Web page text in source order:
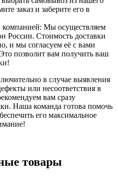
заказ и заберите его в
компанией: Мы осуществляем
России. Стоимость доставки
и мы согласуем её с вами
позволит вам получить ваш
в случае выявления
или несоответствия в
вам сразу
Наша команда готова помочь
его максимальное
товары